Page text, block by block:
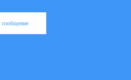
сообщение